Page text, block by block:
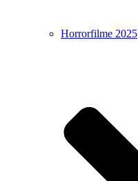
Horrorfilme 2025